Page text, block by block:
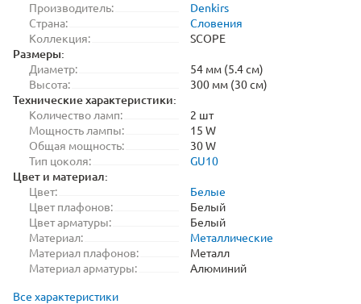
Производитель:
Denkirs
Страна:
Словения
Коллекция:
SCOPE
Размеры:
Диаметр:
54 мм (5.4 см)
Высота:
300 мм (30 см)
Технические характеристики:
Количество ламп:
2 шт
Мощность лампы:
15 W
Общая мощность:
30 W
Тип цоколя:
GU10
Цвет и материал:
Цвет:
Белые
Цвет плафонов:
Белый
Цвет арматуры:
Белый
Материал:
Металлические
Материал плафонов:
Металл
Материал арматуры:
Алюминий
Все характеристики